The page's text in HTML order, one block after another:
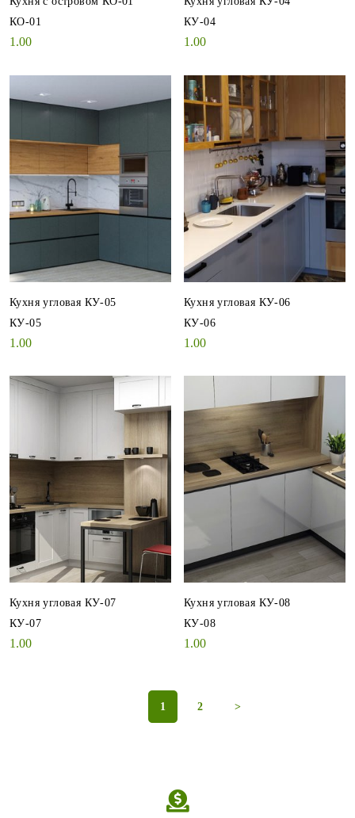
КО-01
1.00
КУ-04
1.00
Кухня угловая КУ-05
КУ-05
1.00
Кухня угловая КУ-06
КУ-06
1.00
Кухня угловая КУ-07
КУ-07
1.00
Кухня угловая КУ-08
КУ-08
1.00
1 2 >